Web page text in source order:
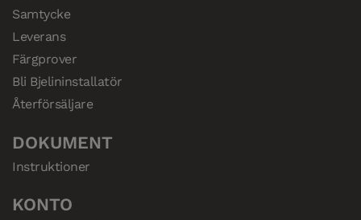
Samtycke
Leverans
Färgprover
Bli Bjelininstallatör
Återförsäljare
DOKUMENT
Instruktioner
KONTO